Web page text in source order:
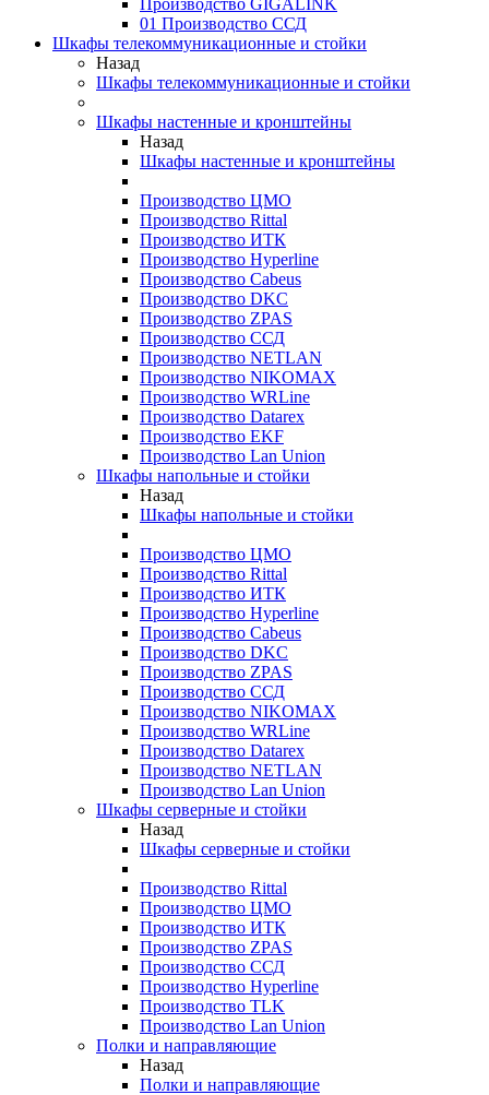
Производство GIGALINK
01 Производство ССД
Шкафы телекоммуникационные и стойки
Назад
Шкафы телекоммуникационные и стойки
Шкафы настенные и кронштейны
Назад
Шкафы настенные и кронштейны
Производство ЦМО
Производство Rittal
Производство ИТК
Производство Hyperline
Производство Cabeus
Производство DKC
Производство ZPAS
Производство ССД
Производство NETLAN
Производство NIKOMAX
Производство WRLine
Производство Datarex
Производство EKF
Производство Lan Union
Шкафы напольные и стойки
Назад
Шкафы напольные и стойки
Производство ЦМО
Производство Rittal
Производство ИТК
Производство Hyperline
Производство Cabeus
Производство DKC
Производство ZPAS
Производство ССД
Производство NIKOMAX
Производство WRLine
Производство Datarex
Производство NETLAN
Производство Lan Union
Шкафы серверные и стойки
Назад
Шкафы серверные и стойки
Производство Rittal
Производство ЦМО
Производство ИТК
Производство ZPAS
Производство ССД
Производство Hyperline
Производство TLK
Производство Lan Union
Полки и направляющие
Назад
Полки и направляющие